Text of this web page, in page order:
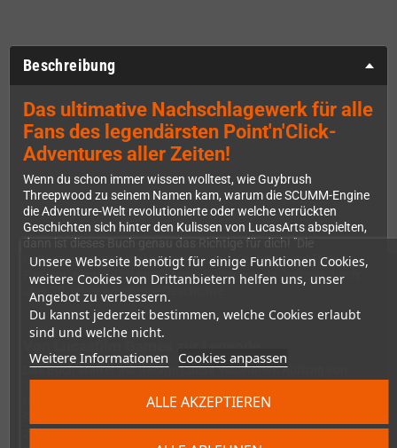
Unsere Webseite benötigt für einige Funktionen Cookies,
weitere Cookies von Drittanbietern helfen uns, unser
Angebot zu verbessern.
Du kannst jederzeit bestimmen, welche Cookies erlaubt
sind und welche nicht.
Weitere Informationen Cookies anpassen
ALLE AKZEPTIEREN
Beschreibung
Das ultimative Nachschlagewerk für alle
Fans des legendärsten Point'n'Click-
Adventures aller Zeiten!
Wenn du schon immer wissen wolltest, wie Guybrush
Threepwood zu seinem Namen kam, warum die SCUMM-Engine
die Adventure-Welt revolutionierte oder welche verrückten
Geschichten sich hinter den Kulissen von LucasArts abspielten,
dann ist dieses Buch genau das Richtige für dich! "Die
Geheimnisse von Monkey Island – Auf Kapertour mit Pixel-
Piraten!" nimmt dich mit auf eine faszinierende Zeitreise durch
über 30 Jahre Adventure-Geschichte.
Das Buch startet mit George Lucas' visionärem Auftrag von
folgte, war die Geburt einer der einflussreichsten